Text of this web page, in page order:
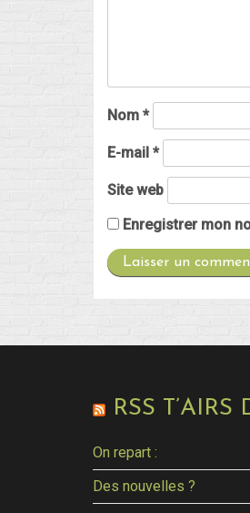
Nom *
E-mail *
Site web
Enregistrer mon
RSS T’AIRS
On repart :
Des nouvelles ?